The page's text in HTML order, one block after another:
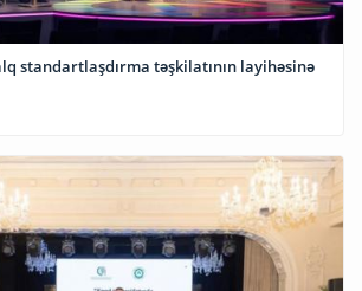
standartlaşdırma təşkilatının layihəsinə